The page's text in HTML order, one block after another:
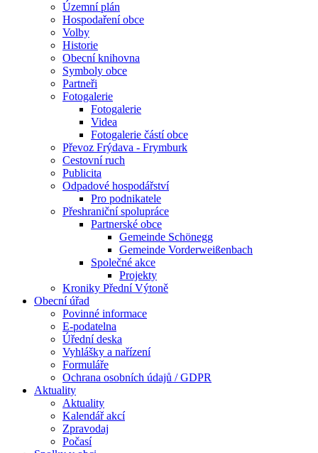
Územní plán
Hospodaření obce
Volby
Historie
Obecní knihovna
Symboly obce
Partneři
Fotogalerie
Fotogalerie
Videa
Fotogalerie částí obce
Převoz Frýdava - Frymburk
Cestovní ruch
Publicita
Odpadové hospodářství
Pro podnikatele
Přeshraniční spolupráce
Partnerské obce
Gemeinde Schönegg
Gemeinde Vorderweißenbach
Společné akce
Projekty
Kroniky Přední Výtoně
Obecní úřad
Povinné informace
E-podatelna
Úřední deska
Vyhlášky a nařízení
Formuláře
Ochrana osobních údajů / GDPR
Aktuality
Aktuality
Kalendář akcí
Zpravodaj
Počasí